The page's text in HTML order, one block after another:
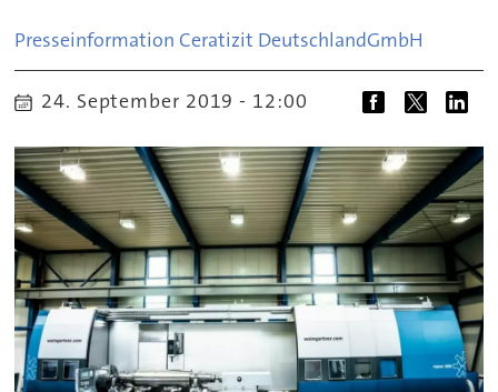
Presseinformation Ceratizit DeutschlandGmbH
24. September 2019 - 12:00